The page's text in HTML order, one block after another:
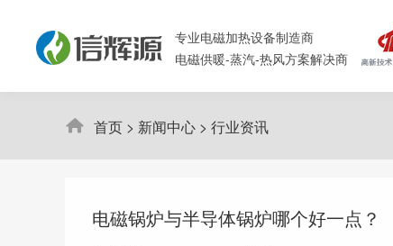
专业电磁加热设备制造商
电磁供暖-蒸汽-热风方案解决商
首页 > 新闻中心 > 行业资讯
电磁锅炉与半导体锅炉哪个好一点？